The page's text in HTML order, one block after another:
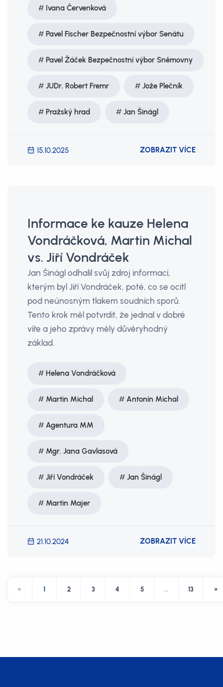
Ivana Červenková
Pavel Fischer Bezpečnostní výbor Senátu
Pavel Žáček Bezpečnostní výbor Sněmovny
JUDr. Robert Fremr Jože Plečník
Pražský hrad Jan Šinágl
15.10.2025 ZOBRAZIT VÍCE
Informace ke kauze Helena
Vondráčková, Martin Michal
vs. Jiří Vondráček
Jan Šinágl odhalil svůj zdroj informací,
kterým byl Jiří Vondráček, poté, co se ocitl
pod neúnosným tlakem soudních sporů.
Tento krok měl potvrdit, že jednal v dobré
víře a jeho zprávy měly důvěryhodný
základ.
Helena Vondráčková
Martin Michal Antonín Michal
Agentura MM
Mgr. Jana Gavlasová
Jiří Vondráček Jan Šinágl
Martin Majer
21.10.2024 ZOBRAZIT VÍCE
« 1 2 3 4 5 … 13 »